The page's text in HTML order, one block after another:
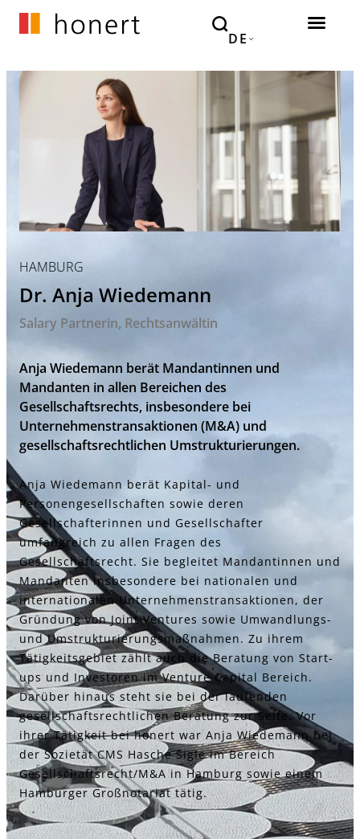
DE
HAMBURG
Dr. Anja Wiedemann
Salary Partnerin Rechtsanwältin
Anja Wiedemann berät Mandantinnen und
Mandanten in allen Bereichen des
Gesellschaftsrechts, insbesondere bei
Unternehmenstransaktionen (M&A) und
gesellschaftsrechtlichen Umstrukturierungen.
Anja Wiedemann berät Kapital- und
Personengesellschaften sowie deren
Gesellschafterinnen und Gesellschafter
umfangreich zu allen Fragen des
Gesellschaftsrecht. Sie begleitet Mandantinnen und
Mandanten insbesondere bei nationalen und
internationalen Unternehmenstransaktionen, der
Gründung von Joint Ventures sowie Umwandlungs-
und Umstrukturierungsmaßnahmen. Zu ihrem
Tätigkeitsgebiet zählt auch die Beratung von Start-
ups und Investoren im Venture Capital Bereich.
Darüber hinaus steht sie bei der laufenden
gesellschaftsrechtlichen Beratung zur Seite. Vor
ihrer Tätigkeit bei honert war Anja Wiedemann bei
der Sozietät CMS Hasche Sigle im Bereich
Gesellschaftsrecht/M&A in Hamburg sowie einem
Hamburger Großnotariat tätig.